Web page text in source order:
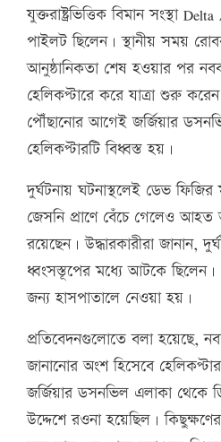
যুক্তরাষ্ট্রভিত্তিক বিমান সংস্থা
পাইলট ছিলেন। স্থানীয় সময়
আনুষ্ঠানিকতা শেষ হওয়ার পর
হেলিকপ্টারে করে যাত্রা শুরু
পৌঁছানোর আগেই জর্জিয়ার
হেলিকপ্টারটি বিধ্বস্ত হয়।
দুর্ঘটনায় ঘটনাস্থলেই ডেভ ফিজির
জেসনি প্রাণে বেঁচে গেলেও আহত
রয়েছেন। উদ্ধারকারীরা জানান,
ধ্বংসস্তূপের মধ্যে আটকে ছিলেন।
জন্য হাসপাতালে নেওয়া হয়।
প্রতিবেদনগুলোতে বলা হয়েছে,
জানানোর অংশ হিসেবে
জর্জিয়ার ডসনভিল এলাকা থেকে
উদ্দেশে রওনা হয়েছিল।